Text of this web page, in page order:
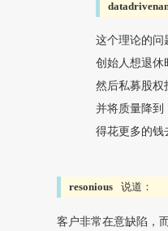
这个理论的问
创始人想退休
然后私募股权
并将质量降
得花更多的钱
resonious 说道：
客户非常在意缺陷，